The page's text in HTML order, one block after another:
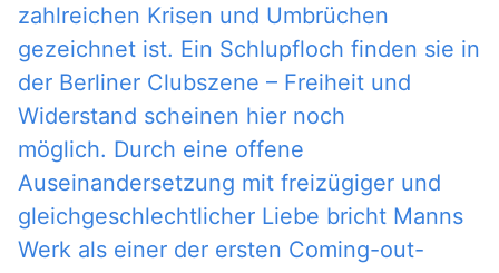
zahlreichen Krisen und Umbrüchen
gezeichnet ist. Ein Schlupfloch finden sie in
der Berliner Clubszene – Freiheit und
Widerstand scheinen hier noch
möglich. Durch eine offene
Auseinandersetzung mit freizügiger und
gleichgeschlechtlicher Liebe bricht Manns
Werk als einer der ersten Coming-out-